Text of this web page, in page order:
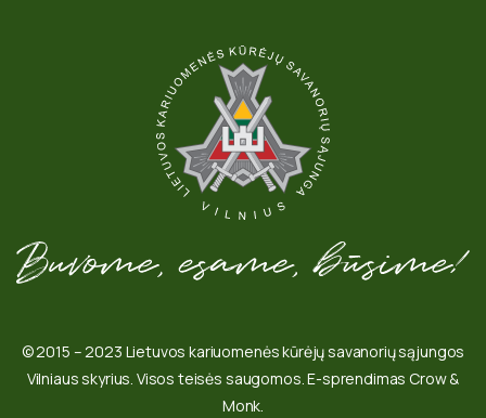
© 2015 – 2023 Lietuvos kariuomenės kūrėjų savanorių sąjungos
Vilniaus skyrius. Visos teisės saugomos. E-sprendimas Crow &
Monk.